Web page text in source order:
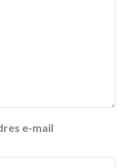
e-mail